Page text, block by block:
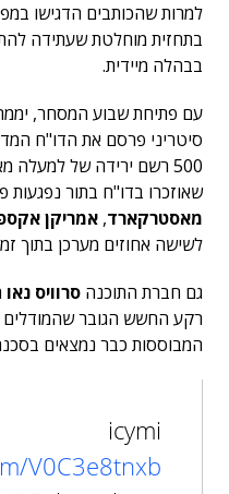
למרות שהכותבים הדגישו
בתחזית מוחלטת שעתידה
בבהלה מיידית.
עם פתיחת שבוע המסחר,
500 רשם ירידה של למעלה
שאוזכרו בדו"ח בתור נפגעות
מאסטרקארד, אמריקן
לשישה אחוזים מערכן בתוך
גם חברת התוכנה סרוויס נאו
רקע החשש הגובר שהמודלים
המבוססות כבר נמצאים
icymi
V0C3e8tnxb